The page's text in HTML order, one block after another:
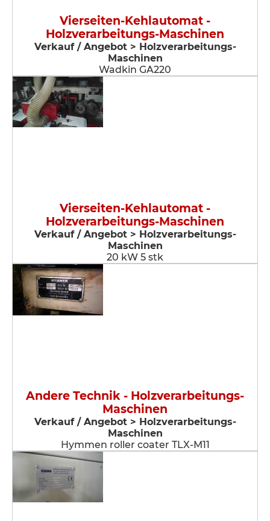
Vierseiten-Kehlautomat -
Holzverarbeitungs-Maschinen
Verkauf / Angebot > Holzverarbeitungs-
Maschinen
Wadkin GA220
Vierseiten-Kehlautomat -
Holzverarbeitungs-Maschinen
Verkauf / Angebot > Holzverarbeitungs-
Maschinen
20 kW 5 stk
Andere Technik - Holzverarbeitungs-
Maschinen
Verkauf / Angebot > Holzverarbeitungs-
Maschinen
Hymmen roller coater TLX-M11